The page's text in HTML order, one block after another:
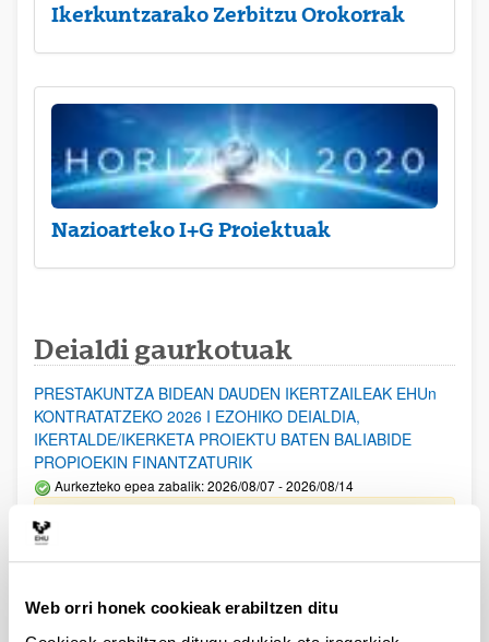
Web orri honek cookieak erabiltzen ditu
Ikerkuntzarako Zerbitzu Orokorrak
Nazioarteko I+G Proiektuak
Deialdi gaurkotuak
PRESTAKUNTZA BIDEAN DAUDEN IKERTZAILEAK EHUn
KONTRATATZEKO 2026 I EZOHIKO DEIALDIA,
IKERTALDE/IKERKETA PROIEKTU BATEN BALIABIDE
PROPIOEKIN FINANTZATURIK
Aurkezteko epea zabalik: 2026/08/07 - 2026/08/14
Izapide irekia